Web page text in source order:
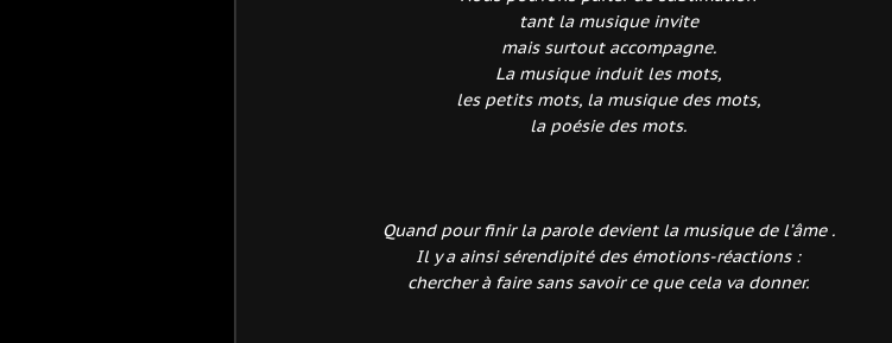
tant la musique invite
mais surtout accompagne.
La musique induit les mots,
les petits mots, la musique des mots,
la poésie des mots.
Quand pour finir la parole devient la musique de l’âme .
Il y a ainsi sérendipité des émotions-réactions :
chercher à faire sans savoir ce que cela va donner.